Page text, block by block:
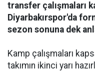
transfer çalışmaları
Diyarbakırspor'da
sezon sonuna dek
Kamp çalışmaları
takımın ikinci yarı